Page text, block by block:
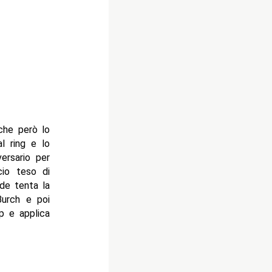
però lo
ring e lo
per
teso di
tenta la
e poi
e applica